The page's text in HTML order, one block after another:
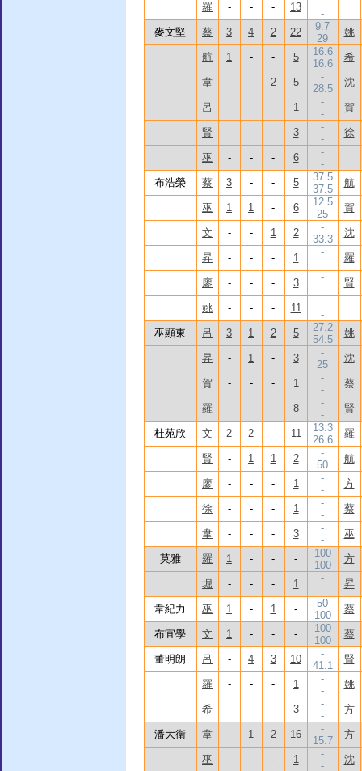
羅 - - - 13
-
麥文堅
蔡 3 4 2 22
9.7
29
姚
航 1 - - 5
16.6
16.6
希
韋 - - 2 5
-
28.5
沈
呂 - - - 1
-
-
賀
賢 - - - 3
-
-
徐
巫 - - - 6
-
-
布浩榮
蔡 3 - - 5
37.5
37.5
航
巫 1 1 - 6
12.5
25
賀
文 - - 1 2
-
33.3
沈
昇 - - - 1
-
-
羅
廖 - - - 3
-
-
賢
姚 - - - 11
-
-
巫顯東
呂 3 1 2 5
27.2
54.5
姚
昇 - 1 - 3
-
25
沈
賀 - - - 1
-
-
蔡
羅 - - - 8
-
-
賢
杜苑欣 文 2 2 - 11
13.3
26.6
羅
賢 - 1 1 2
-
50
航
廖 - - - 1
-
-
方
徐 - - - 1
-
-
蔡
韋 - - - 3
-
-
巫
莫雅 羅 1 - - -
100
100
方
堀 - - - 1
-
-
昇
韋紀力 巫 1 - 1 -
50
100
蔡
布宜學 文 1 - - -
100
100
蔡
董明朗 呂 - 4 3 10
-
41.1
賢
羅 - - - 1
-
-
姚
希 - - - 3
-
-
方
潘大衛 韋 - 1 2 16
-
15.7
方
巫 - - - 1
-
-
沈